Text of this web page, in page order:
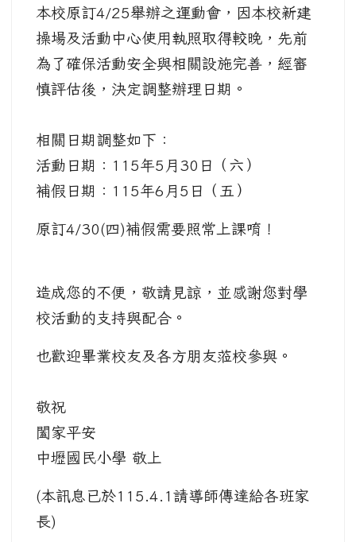
本校原訂4/25舉辦之運動會， 因本校新建
操場及活動中心使用執照取得較晚，先前
為了確保活動安全與相關設施完善，經審
慎評估後， 決定調整辦理日期。
相關日期調整如下：
活動日期：115年5月30日（六）
補假日期：115年6月5日（五）
原訂4/30(四)補假需要照常上課唷！
造成您的不便，敬請見諒，並感謝您對學
校活動的支持與配合。
也歡迎畢業校友及各方朋友蒞校參與。
敬祝
闔家平安
中壢國民小學 敬上
(本訊息已於115.4.1請導師傳達給各班家
長)